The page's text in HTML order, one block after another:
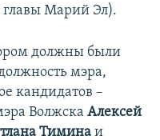
главы Марий Эл).
должны были
мэра,
кандидатов –
Волжска Алексей
Тимина и